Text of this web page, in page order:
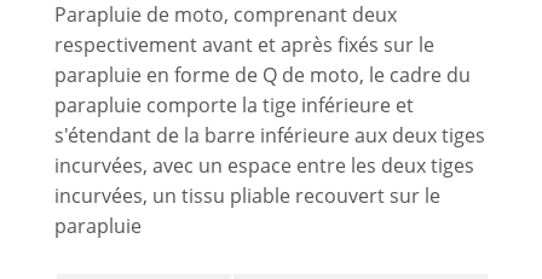
Parapluie de moto, comprenant deux
respectivement avant et après fixés sur le
parapluie en forme de Q de moto, le cadre du
parapluie comporte la tige inférieure et
s'étendant de la barre inférieure aux deux tiges
incurvées, avec un espace entre les deux tiges
incurvées, un tissu pliable recouvert sur le
parapluie